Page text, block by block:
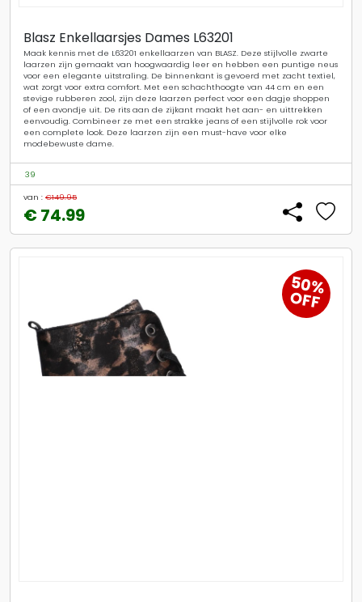
Blasz Enkellaarsjes Dames L63201
Maak kennis met de L63201 enkellaarzen van BLASZ. Deze stijlvolle zwarte
laarzen zijn gemaakt van hoogwaardig leer en hebben een puntige neus
voor een elegante uitstraling. De binnenkant is gevoerd met zacht textiel,
wat zorgt voor extra comfort. Met een schachthoogte van 44 cm en een
stevige rubberen zool, zijn deze laarzen perfect voor een dagje shoppen
of een avondje uit. De rits aan de zijkant maakt het aan- en uittrekken
eenvoudig. Combineer ze met een strakke jeans of een stijlvolle rok voor
een complete look. Deze laarzen zijn een must-have voor elke
modebewuste dame.
39
van : €149.95
€ 74.99
50%
OFF